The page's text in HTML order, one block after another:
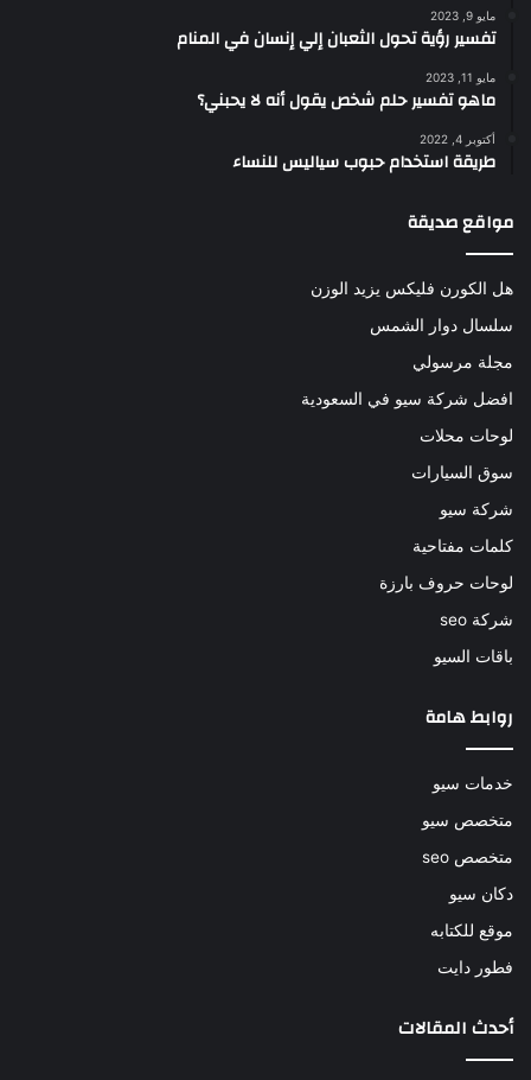
مايو 9, 2023
تفسير رؤية تحول الثعبان إلي إنسان في المنام
مايو 11, 2023
ماهو تفسير حلم شخص يقول أنه لا يحبني؟
أكتوبر 4, 2022
طريقة استخدام حبوب سياليس للنساء
مواقع صديقة
هل الكورن فليكس يزيد الوزن
سلسال دوار الشمس
مجلة مرسولي
افضل شركة سيو في السعودية
لوحات محلات
سوق السيارات
شركة سيو
كلمات مفتاحية
لوحات حروف بارزة
شركة seo
باقات السيو
روابط هامة
خدمات سيو
متخصص سيو
متخصص seo
دكان سيو
موقع للكتابه
فطور دايت
أحدث المقالات